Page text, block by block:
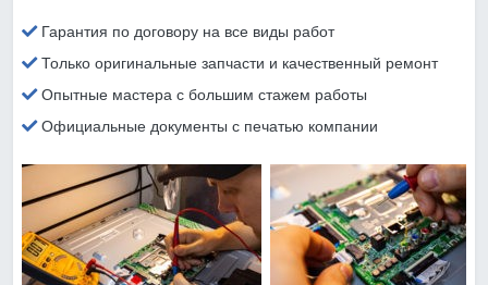
Гарантия по договору на все виды работ
Только оригинальные запчасти и качественный ремонт
Опытные мастера с большим стажем работы
Официальные документы с печатью компании